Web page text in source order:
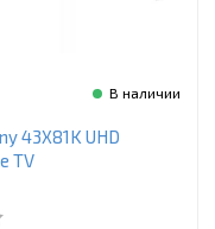
В наличии
43X81K UHD
TV